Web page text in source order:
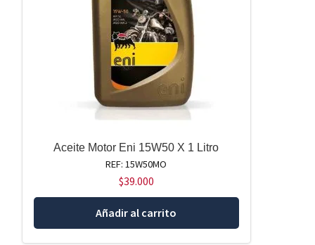
Aceite Motor Eni 15W50 X 1 Litro
REF: 15W50MO
$39.000
Añadir al carrito